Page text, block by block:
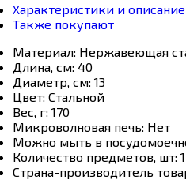
Характеристики и описание
Также покупают
Материал: Нержавеющая
Длина, см: 40
Диаметр, см: 13
Цвет: Стальной
Вес, г: 170
Микроволновая печь: Нет
Можно мыть в
Количество предметов, шт: 1
Страна-производитель